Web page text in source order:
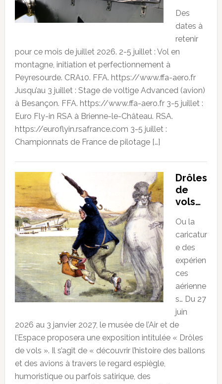
Des
dates à
retenir
pour ce mois de juillet 2026. 2-5 juillet : Vol en
montagne, initiation et perfectionnement à
Peyresourde. CRA10. FFA. https://www.ffa-aero.fr
Jusqu’au 3 juillet : Stage de voltige Advanced (avion)
à Besançon. FFA. https://www.ffa-aero.fr 3-5 juillet :
Euro Fly-in RSA à Brienne-le-Château. RSA.
https://euroflyin.rsafrance.com 3-5 juillet :
Championnats de France de pilotage […]
Drôles
de
vols…
Ou la
caricatur
e des
expérien
ces
aérienne
s… Du 27
juin
2026 au 3 janvier 2027, le musée de l’Air et de
l’Espace proposera une exposition intitulée « Drôles
de vols ». Il s’agit de « découvrir l’histoire des ballons
et des avions à travers le regard espiègle,
humoristique ou parfois satirique, des